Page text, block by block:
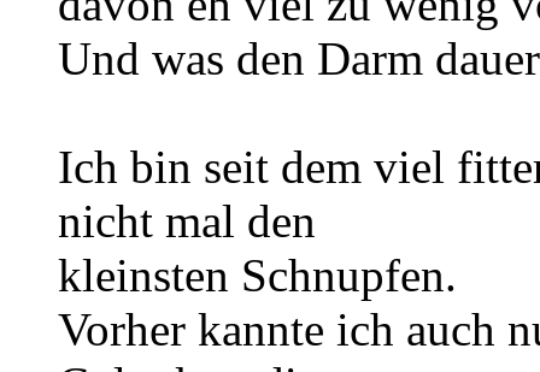
Und was den Darm
Ich bin seit dem viel
nicht mal den
kleinsten Schnupfen.
Vorher kannte ich auch